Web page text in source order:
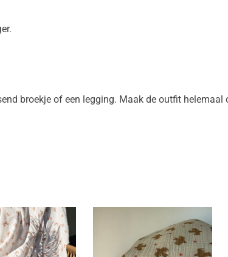
broekje of een legging. Maak de outfit helemaal